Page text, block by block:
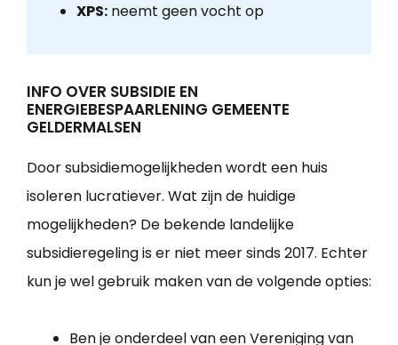
XPS:neemt geen vocht op
INFO OVER SUBSIDIE EN
ENERGIEBESPAARLENING GEMEENTE
GELDERMALSEN
Door subsidiemogelijkheden wordt een huis
isoleren lucratiever. Wat zijn de huidige
mogelijkheden? De bekende landelijke
subsidieregeling is er niet meer sinds 2017. Echter
kun je wel gebruik maken van de volgende opties:
Ben je onderdeel van een Vereniging van